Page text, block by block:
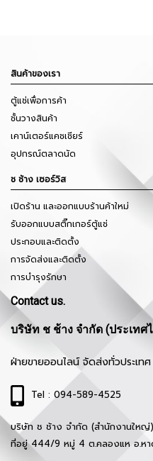
สินค้าของเรา
ตู้แช่เพื่อการค้า
ชั้นวางสินค้า
เคาน์เตอร์แคชเชียร์
อุปกรณ์ตลาดนัด
ช ช้าง เซอร์วิส
เปิดร้าน และออกแบบร้านค้าใหม่
รับออกแบบสติ๊กเกอร์ตู้แช่
ประกอบและติดตั้ง
การจัดส่งและติดตั้ง
การบำรุงรักษา
Contact us.
บริษัท ช ช้าง จำกัด (ประเทศ
ฝ่ายขายออนไลน์ จัดส่งทั่วประเทศ
Tel : 094-589-4525
บริษัท ช ช้าง จำกัด (สำนักงานใหญ่)
ที่อยู่ 444/9 หมู่ 4 ต.คลองแห อ.หา